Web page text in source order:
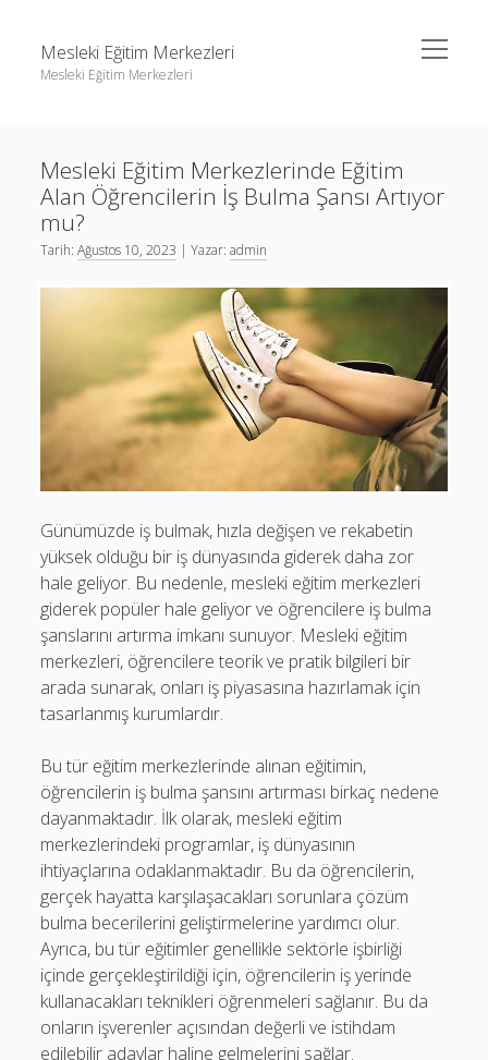
Mesleki Eğitim Merkezleri
Mesleki Eğitim Merkezleri
menüyü
aç
Liste
Sayfa Listesi
Threads Beğeni Arttırma
Twitter Gizli Hesaba Nasıl Bakılır
Igtv Yorum Yükseltme Hilesi
Liste
Sayfa Listesi
Threads Beğeni Arttırma
Twitter Gizli Hesaba Nasıl Bakılır
Mesleki Eğitim Merkezlerinde Eğitim
Alan Öğrencilerin İş Bulma Şansı Artıyor
mu?
Tarih:Ağustos 10, 2023 | Yazar:admin
Günümüzde iş bulmak, hızla değişen ve rekabetin
yüksek olduğu bir iş dünyasında giderek daha zor
hale geliyor. Bu nedenle, mesleki eğitim merkezleri
giderek popüler hale geliyor ve öğrencilere iş bulma
şanslarını artırma imkanı sunuyor. Mesleki eğitim
merkezleri, öğrencilere teorik ve pratik bilgileri bir
arada sunarak, onları iş piyasasına hazırlamak için
tasarlanmış kurumlardır.
Bu tür eğitim merkezlerinde alınan eğitimin,
öğrencilerin iş bulma şansını artırması birkaç nedene
dayanmaktadır. İlk olarak, mesleki eğitim
merkezlerindeki programlar, iş dünyasının
ihtiyaçlarına odaklanmaktadır. Bu da öğrencilerin,
gerçek hayatta karşılaşacakları sorunlara çözüm
bulma becerilerini geliştirmelerine yardımcı olur.
Ayrıca, bu tür eğitimler genellikle sektörle işbirliği
içinde gerçekleştirildiği için, öğrencilerin iş yerinde
kullanacakları teknikleri öğrenmeleri sağlanır. Bu da
onların işverenler açısından değerli ve istihdam
edilebilir adaylar haline gelmelerini sağlar.